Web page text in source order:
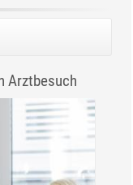
Arztbesuch